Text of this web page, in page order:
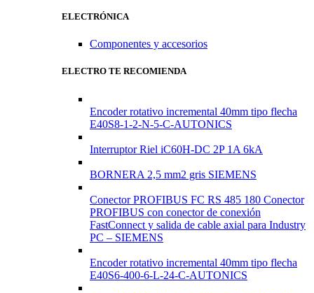
ELECTRÓNICA
Componentes y accesorios
ELECTRO TE RECOMIENDA
Encoder rotativo incremental 40mm tipo flecha
E40S8-1-2-N-5-C-AUTONICS
Interruptor Riel iC60H-DC 2P 1A 6kA
BORNERA 2,5 mm2 gris SIEMENS
Conector PROFIBUS FC RS 485 180 Conector
PROFIBUS con conector de conexión
FastConnect y salida de cable axial para Industry
PC – SIEMENS
Encoder rotativo incremental 40mm tipo flecha
E40S6-400-6-L-24-C-AUTONICS